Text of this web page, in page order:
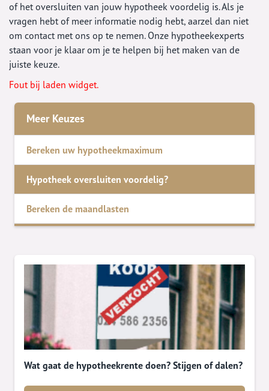
of het oversluiten van jouw hypotheek voordelig is. Als je
vragen hebt of meer informatie nodig hebt, aarzel dan niet
om contact met ons op te nemen. Onze hypotheekexperts
staan voor je klaar om je te helpen bij het maken van de
juiste keuze.
Fout bij laden widget.
Meer Keuzes
Bereken uw hypotheekmaximum
Hypotheek oversluiten voordelig?
Bereken de maandlasten
Wat gaat de hypotheekrente doen? Stijgen of dalen?